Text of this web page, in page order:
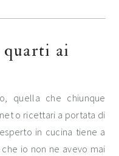
quarti ai
quella che chiunque
o ricettari a portata di
in cucina tiene a
io non ne avevo mai